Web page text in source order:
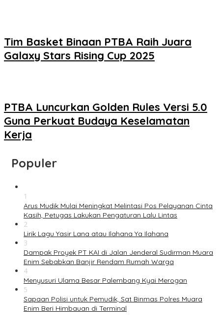
Tim Basket Binaan PTBA Raih Juara
Galaxy Stars Rising Cup 2025
PTBA Luncurkan Golden Rules Versi 5.0
Guna Perkuat Budaya Keselamatan
Kerja
Populer
1
Arus Mudik Mulai Meningkat Melintasi Pos Pelayanan Cinta
Kasih, Petugas Lakukan Pengaturan Lalu Lintas
2
Lirik Lagu Yasir Lana atau Ilahana Ya Ilahana
3
Dampak Proyek PT KAI di Jalan Jenderal Sudirman Muara
Enim Sebabkan Banjir Rendam Rumah Warga
4
Menyusuri Ulama Besar Palembang Kyai Merogan
5
Sapaan Polisi untuk Pemudik, Sat Binmas Polres Muara
Enim Beri Himbauan di Terminal